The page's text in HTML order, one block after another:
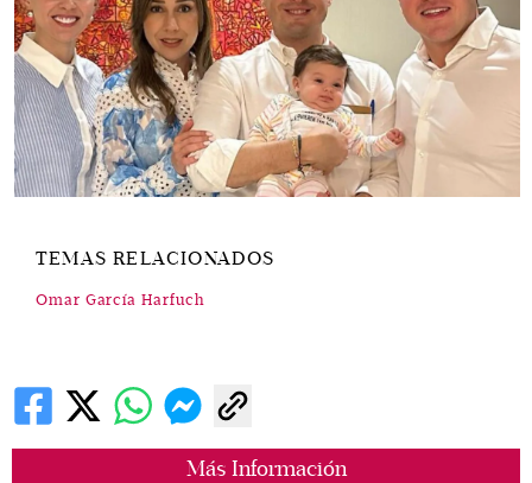
Más Información
TEMAS RELACIONADOS
Omar García Harfuch